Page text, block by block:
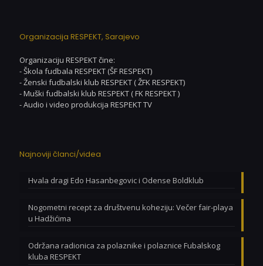
Organizacija RESPEKT, Sarajevo
Organizaciju RESPEKT čine:
- Škola fudbala RESPEKT (ŠF RESPEKT)
- Ženski fudbalski klub RESPEKT ( ŽFK RESPEKT)
- Muški fudbalski klub RESPEKT ( FK RESPEKT )
- Audio i video produkcija RESPEKT TV
Najnoviji članci/videa
Hvala dragi Edo Hasanbegovic i Odense Boldklub
Nogometni recept za društvenu koheziju: Večer fair-playa
u Hadžićima
Održana radionica za polaznike i polaznice Fubalskog
kluba RESPEKT